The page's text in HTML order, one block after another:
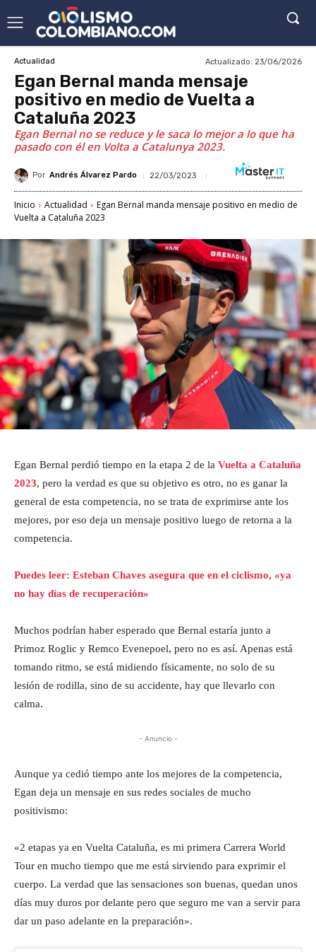
Actualidad Actualizado: 23/06/2026
Egan Bernal manda mensaje
positivo en medio de Vuelta a
Cataluña 2023
Egan Bernal no se reduce y le saca lo mejor a lo que ha
pasado con él en Volta a Catalunya 2023.
Por Andrés Álvarez Pardo 22/03/2023
Inicio Actualidad
Egan Bernal manda mensaje positivo en medio de
Vuelta a Cataluña 2023
Egan Bernal perdió tiempo en la etapa 2 de la Vuelta a Cataluña
2023, pero la verdad es que su objetivo es otro, no es ganar la
general de esta competencia, no se trata de exprimirse ante los
mejores, por eso deja un mensaje positivo luego de retorna a la
competencia.
Puedes leer: Esteban Chaves asegura que en el ciclismo, «ya
no hay días de recuperación»
Muchos podrían haber esperado que Bernal estaría junto a
Primoz Roglic y Remco Evenepoel, pero no es así. Apenas está
tomando ritmo, se está midiendo físicamente, no solo de su
lesión de rodilla, sino de su accidente, hay que llevarlo con
calma.
- Anuncio -
Aunque ya cedió tiempo ante los mejores de la competencia,
Egan deja un mensaje en sus redes sociales de mucho
positivismo:
«2 etapas ya en Vuelta Cataluña, es mi primera Carrera World
Tour en mucho tiempo que me está sirviendo para exprimir el
cuerpo. La verdad que las sensaciones son buenas, quedan unos
días muy duros por delante pero que seguro me van a servir para
dar un paso adelante en la preparación».